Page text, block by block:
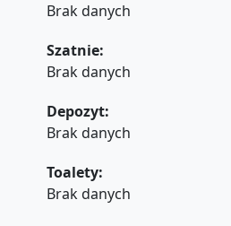
Brak danych
Szatnie:
Brak danych
Depozyt:
Brak danych
Toalety:
Brak danych